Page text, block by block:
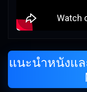
แนะนำหนังแ